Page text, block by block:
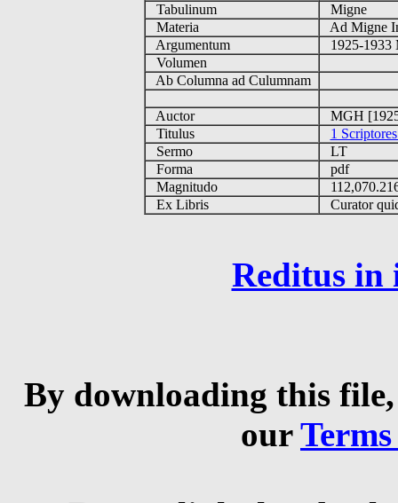
Tabulinum
Migne
Materia
Ad Migne
Argumentum
1925-1933
Volumen
Ab Columna ad Culumnam
Auctor
MGH
Titulus
1
Sermo
LT
Forma
pdf
Magnitudo
Ex Libris
Curator
Reditus in
By downloading this
our